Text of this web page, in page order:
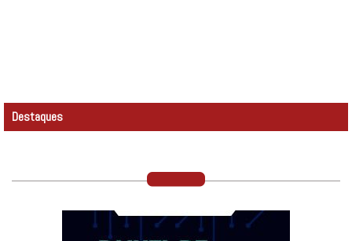
Destaques